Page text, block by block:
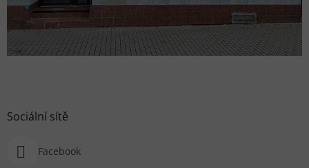
Sociální sítě
Facebook